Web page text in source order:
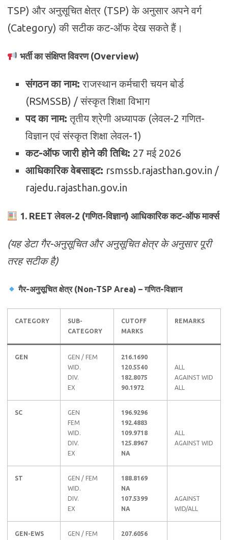
TSP) और अनुसूचित क्षेत्र (TSP) के अनुसार अपने वर्ग
(Category) की सटीक कट-ऑफ देख सकते हैं।
भर्ती का संक्षिप्त विवरण (Overview)
संगठन का नाम: राजस्थान कर्मचारी चयन बोर्ड
(RSMSSB) / संस्कृत शिक्षा विभाग
पद का नाम: तृतीय श्रेणी अध्यापक (लेवल-2 गणित-
विज्ञान एवं संस्कृत शिक्षा लेवल-1)
कट-ऑफ जारी होने की तिथि: 27 मई 2026
आधिकारिक वेबसाइट: rsmssb.rajasthan.gov.in /
rajedu.rajasthan.gov.in
1. REET लेवल-2 (गणित-विज्ञान) आधिकारिक कट-ऑफ मार्क्स
(यह डेटा गैर-अनुसूचित और अनुसूचित क्षेत्र के अनुसार पूरी
तरह सटीक है)
गैर-अनुसूचित क्षेत्र (Non-TSP Area) – गणित-विज्ञान
CATEGORY
SUB-
CATEGORY
CUTOFF
MARKS
REMARKS
GEN
GEN / FEM
WID.
DIV.
EX
216.1690
120.5540
182.8075
90.1972
ALL
AGAINST WID
ALL
SC
GEN
FEM
WID.
DIV.
EX
196.9296
192.4883
109.9718
125.8967
NA
ALL
AGAINST WID
ST
GEN / FEM
WID.
DIV.
EX
188.8169
NA
107.5399
NA
AGAINST
WID/ALL
GEN-EWS
GEN / FEM
207.6056